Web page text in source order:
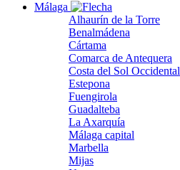
Málaga
Alhaurín de la Torre
Benalmádena
Cártama
Comarca de Antequera
Costa del Sol Occidental
Estepona
Fuengirola
Guadalteba
La Axarquía
Málaga capital
Marbella
Mijas